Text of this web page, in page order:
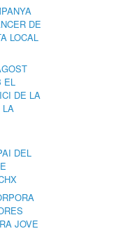
DE
LOCAL
EL
DE LA
LA
DEL
JOVE